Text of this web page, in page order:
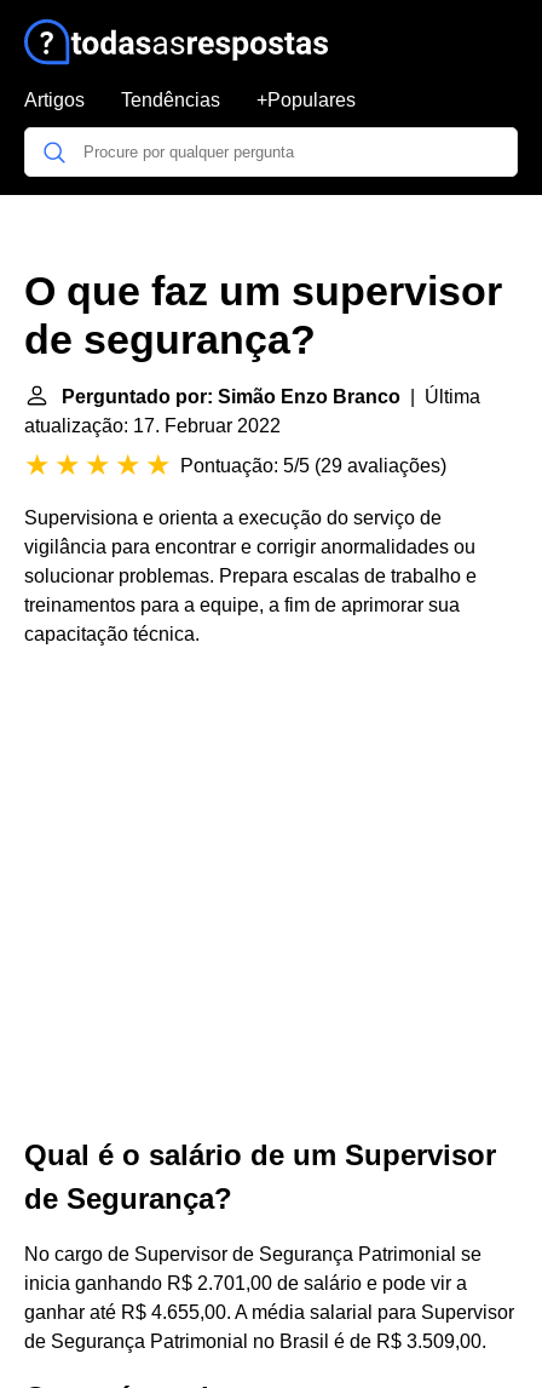
Artigos Tendências +Populares
O que faz um supervisor
de segurança?
Perguntado por: Simão Enzo Branco | Última
atualização: 17. Februar 2022
Pontuação: 5/5 (29 avaliações)
Supervisiona e orienta a execução do serviço de
vigilância para encontrar e corrigir anormalidades ou
solucionar problemas. Prepara escalas de trabalho e
treinamentos para a equipe, a fim de aprimorar sua
capacitação técnica.
Qual é o salário de um Supervisor
de Segurança?
No cargo de Supervisor de Segurança Patrimonial se
inicia ganhando R$ 2.701,00 de salário e pode vir a
ganhar até R$ 4.655,00. A média salarial para Supervisor
de Segurança Patrimonial no Brasil é de R$ 3.509,00.